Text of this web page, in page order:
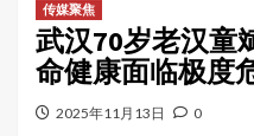
传媒聚焦
武汉70岁老汉童
命健康面临极度
2025年11月13日 0